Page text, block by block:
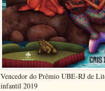
Vencedor do Prêmio UBE-RJ de
infantil 2019